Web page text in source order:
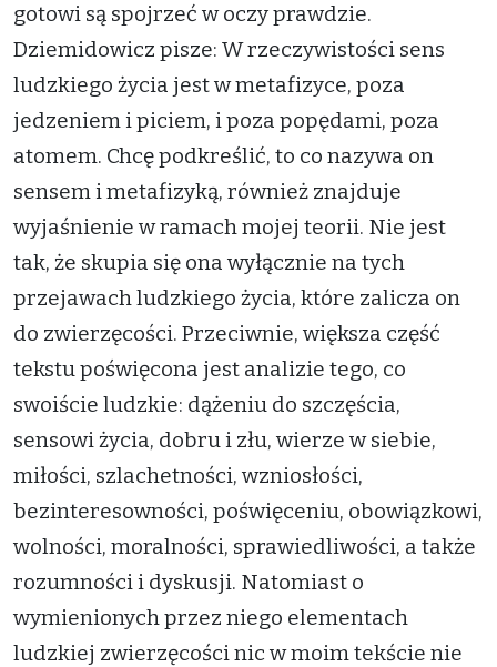
gotowi są spojrzeć w oczy prawdzie.
Dziemidowicz pisze: W rzeczywistości sens
ludzkiego życia jest w metafizyce, poza
jedzeniem i piciem, i poza popędami, poza
atomem. Chcę podkreślić, to co nazywa on
sensem i metafizyką, również znajduje
wyjaśnienie w ramach mojej teorii. Nie jest
tak, że skupia się ona wyłącznie na tych
przejawach ludzkiego życia, które zalicza on
do zwierzęcości. Przeciwnie, większa część
tekstu poświęcona jest analizie tego, co
swoiście ludzkie: dążeniu do szczęścia,
sensowi życia, dobru i złu, wierze w siebie,
miłości, szlachetności, wzniosłości,
bezinteresowności, poświęceniu, obowiązkowi,
wolności, moralności, sprawiedliwości, a także
rozumności i dyskusji. Natomiast o
wymienionych przez niego elementach
ludzkiej zwierzęcości nic w moim tekście nie